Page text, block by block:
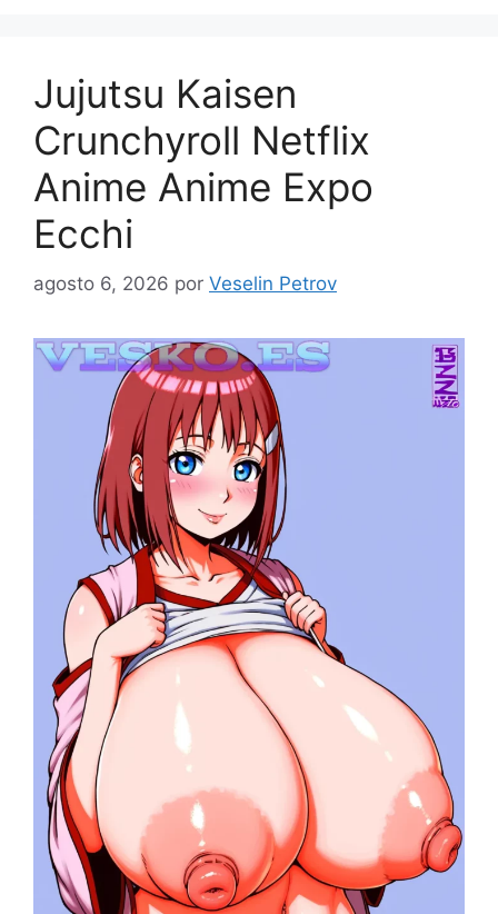
Jujutsu Kaisen
Crunchyroll Netflix
Anime Anime Expo
Ecchi
agosto 6, 2026 por Veselin Petrov